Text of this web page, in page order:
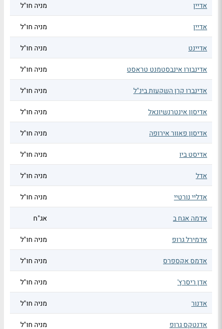
אדיין מניה חו"ל
אדיין מניה חו"ל
אדיינט מניה חו"ל
אדינבורו אינבסטמנט טראסט מניה חו"ל
אדינברו קרן השקעות בינ"ל מניה חו"ל
אדיסון אינטרנשיונאל מניה חו"ל
אדיסון פאוור אירופה מניה חו"ל
אדיסט ביו מניה חו"ל
אדל מניה חו"ל
אדליי נורטיי מניה חו"ל
אדמה אגח ב אג"ח
אדמירל גרופ מניה חו"ל
אדמס אקספרס מניה חו"ל
אדן ריסרץ' מניה חו"ל
אדנור מניה חו"ל
אדנטקס גרופ מניה חו"ל